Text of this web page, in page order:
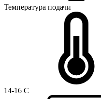
Температура подачи
14-16 C